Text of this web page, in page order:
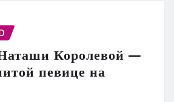
Королевой —
певице на